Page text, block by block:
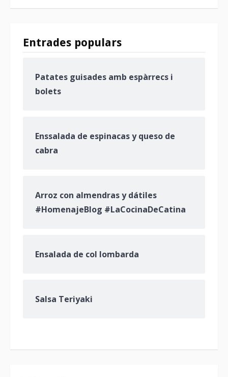
Entrades populars
Patates guisades amb espàrrecs i
bolets
Enssalada de espinacas y queso de
cabra
Arroz con almendras y dátiles
#HomenajeBlog #LaCocinaDeCatina
Ensalada de col lombarda
Salsa Teriyaki